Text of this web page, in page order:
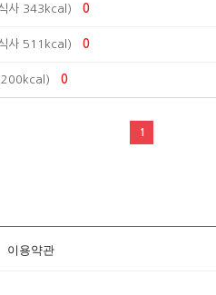
사 343kcal) 0
사 511kcal) 0
200kcal) 0
1
이용약관